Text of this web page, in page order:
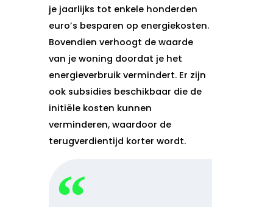
je jaarlijks tot enkele honderden
euro’s besparen op energiekosten.
Bovendien verhoogt de waarde
van je woning doordat je het
energieverbruik vermindert. Er zijn
ook subsidies beschikbaar die de
initiële kosten kunnen
verminderen, waardoor de
terugverdientijd korter wordt.